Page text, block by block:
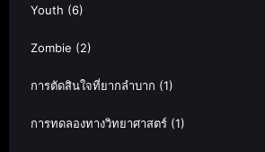
Youth (6)
Zombie (2)
การตัดสินใจที่ยากลำบาก (1)
การทดลองทางวิทยาศาสตร์ (1)